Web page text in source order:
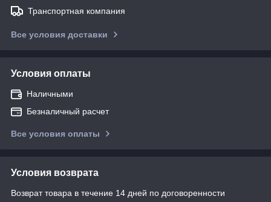
Транспортная компания
Все условия доставки
Условия оплаты
Наличными
Безналичный расчет
Все условия оплаты
Условия возврата
Возврат товара в течение 14 дней по договоренности